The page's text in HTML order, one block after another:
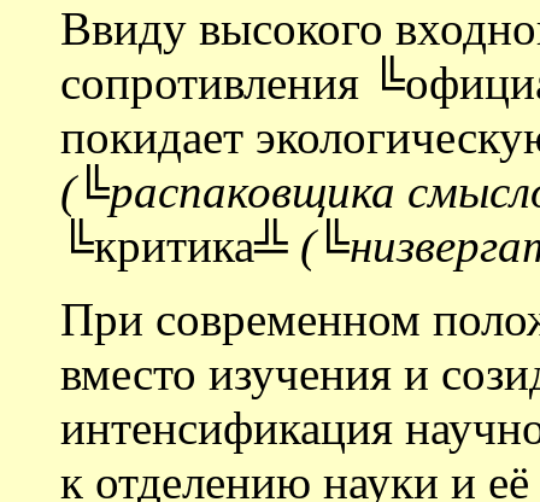
Ввиду высокого
сопротивления
покидает
(╚распаковщика
╚критика╩
При современном
вместо изучения и
интенсификация
к отделению науки и её